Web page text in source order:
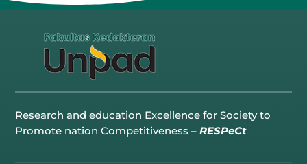
Research and education Excellence for Society to
Promote nation Competitiveness –RESPeCt